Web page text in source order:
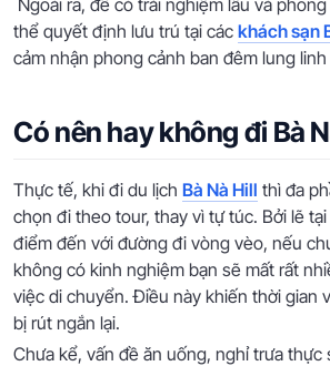
Ngoài ra, để có trải nghiệm lâu và
thể quyết định lưu trú tại các khách sạn
cảm nhận phong cảnh ban đêm lung
Có nên hay không đi Bà
Thực tế, khi đi du lịch Bà Nà Hill thì đa
chọn đi theo tour, thay vì tự túc. Bởi lẽ
điểm đến với đường đi vòng vèo, nếu
không có kinh nghiệm bạn sẽ mất rất
việc di chuyển. Điều này khiến thời gian
bị rút ngắn lại.
Chưa kể, vấn đề ăn uống, nghỉ trưa thực